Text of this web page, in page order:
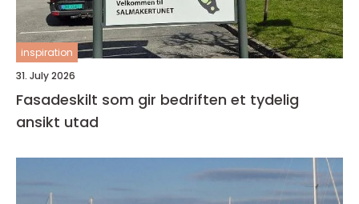
inspiration
31. July 2026
Fasadeskilt som gir bedriften et tydelig
ansikt utad